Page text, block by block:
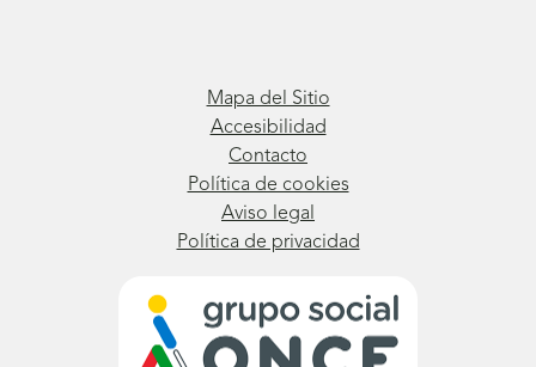
Mapa del Sitio
Accesibilidad
Contacto
Política de cookies
Aviso legal
Política de privacidad